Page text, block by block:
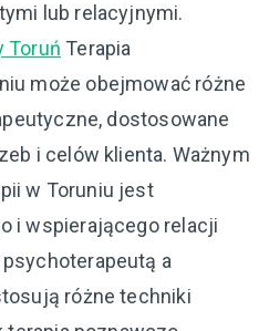
lub relacyjnymi.
Toruń Terapia
może obejmować różne
dostosowane
i celów klienta. Ważnym
w Toruniu jest
i wspierającego relacji
a
różne techniki